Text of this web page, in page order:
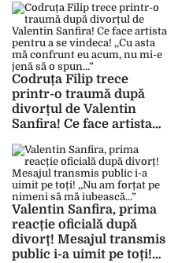
mă face fericită…”
Codruța Filip trece
printr-o traumă după
divorțul de Valentin
Sanfira! Ce face artista
asta mă confrunt eu
acum, nu mi-e jenă să o
spun…”
Valentin Sanfira, prima
reacție oficială după
divorț! Mesajul transmis
public i-a uimit pe toți!